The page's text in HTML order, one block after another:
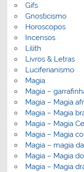
Gifs
Gnosticismo
Horoscopos
Incensos
Lilith
Livros & Letras
Luciferianismo
Magia
Magia –
Magia – Magia
Magia – Magia
Magia – Magia
Magia – Magia
Magia – magia
Magia – Magia
Magia – Magia